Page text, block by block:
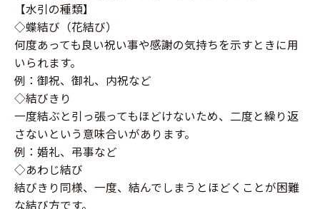
【水引の種類】
◇蝶結び（花結び）
何度あっても良い祝い事や感謝の気持ちを示すときに用
いられます。
例：御祝、御礼、内祝など
◇結びきり
一度結ぶと引っ張ってもほどけないため、二度と繰り返
さないという意味合いがあります。
例：婚礼、弔事など
◇あわじ結び
結びきり同様、一度、結んでしまうとほどくことが困難
な結び方です。